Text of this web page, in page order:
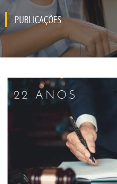
QUEM SOMOS
ESTÁGIOS
BIBLIOTECA
PROUNI
PUBLICAÇÕES